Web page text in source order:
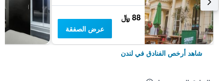
88 ﷼
عرض الصفقة
شاهد أرخص الفنادق في لندن